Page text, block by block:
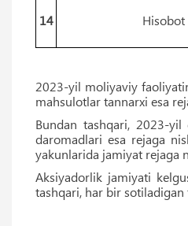
14
2023-yil moliyaviy
mahsulotlar tannarxi esa
Bundan tashqari, 2023-
daromadlari esa rejaga
yakunlarida jamiyat rejaga
Aksiyadorlik jamiyati
tashqari, har bir